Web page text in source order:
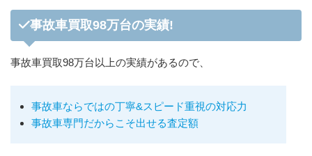
事故車買取98万台の実績!
事故車買取98万台以上の実績があるので、
事故車ならではの丁寧&スピード重視の対応力
事故車専門だからこそ出せる査定額